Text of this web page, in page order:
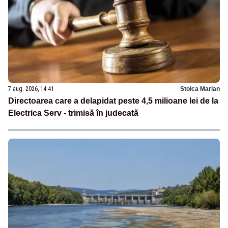
7 aug. 2026, 14:41 Stoica Marian
Directoarea care a delapidat peste 4,5 milioane lei de la
Electrica Serv - trimisă în judecată